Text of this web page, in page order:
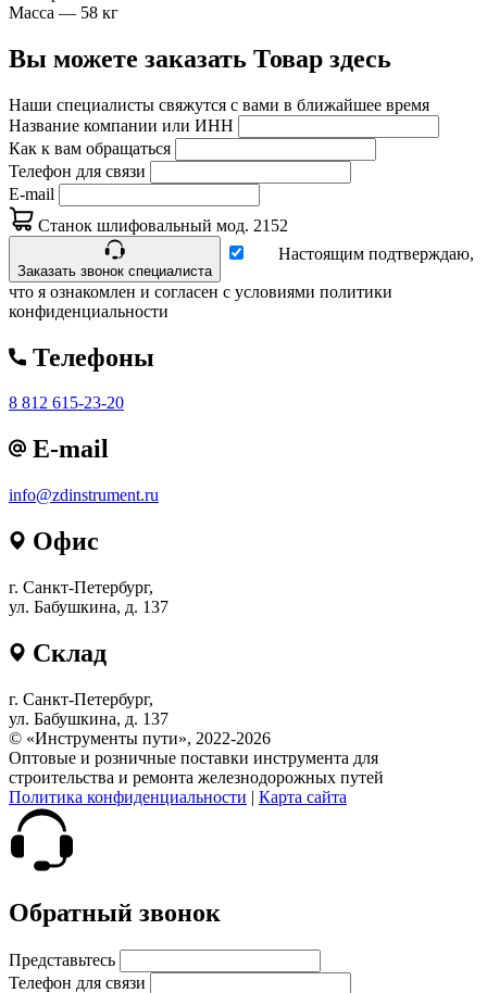
Масса — 58 кг
Вы можете заказать Товар здесь
Наши специалисты свяжутся с вами в ближайшее время
Название компании или ИНН
Как к вам обращаться
Телефон для связи
E-mail
Станок шлифовальный мод. 2152
Заказать звонок специалиста
Настоящим подтверждаю,
что я ознакомлен и согласен с условиями политики
конфиденциальности
Телефоны
8 812 615-23-20
E-mail
info@zdinstrument.ru
Офис
г. Санкт-Петербург,
ул. Бабушкина, д. 137
Склад
г. Санкт-Петербург,
ул. Бабушкина, д. 137
© «Инструменты пути», 2022-2026
Оптовые и розничные поставки инструмента для
строительства и ремонта железнодорожных путей
Политика конфиденциальности | Карта сайта
Обратный звонок
Представьтесь
Телефон для связи